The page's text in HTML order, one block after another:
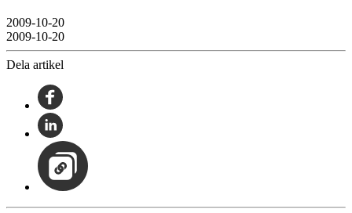
2009-10-20
2009-10-20
Dela artikel